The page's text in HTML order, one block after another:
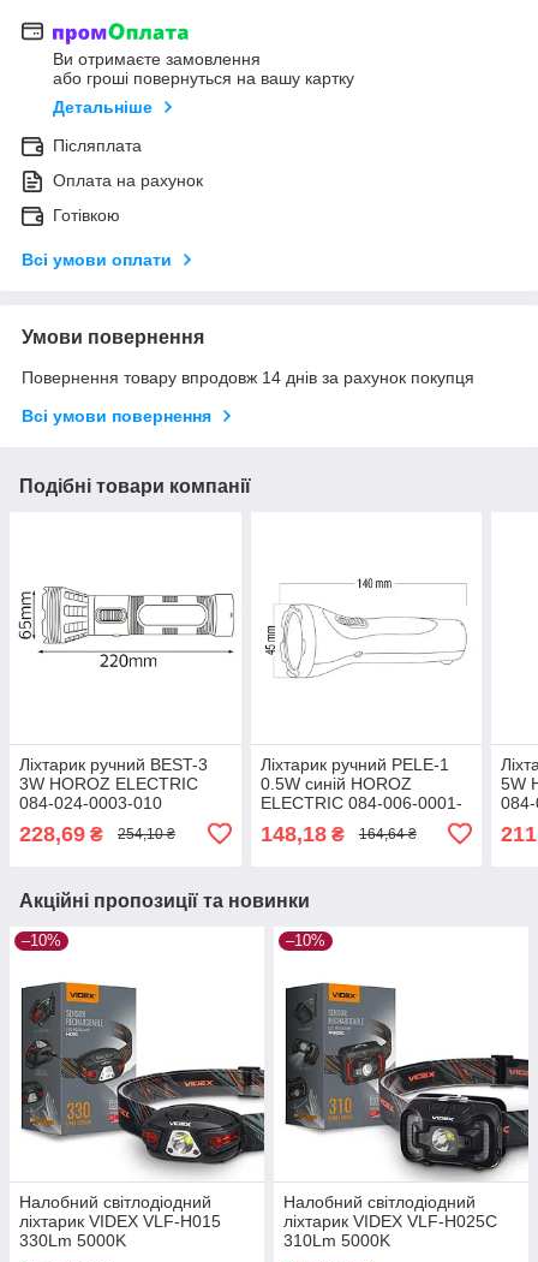
Ви отримаєте замовлення
або гроші повернуться на вашу картку
Детальніше
Післяплата
Оплата на рахунок
Готівкою
Всі умови оплати
Умови повернення
Повернення товару впродовж 14 днів за рахунок покупця
Всі умови повернення
Подібні товари компанії
Ліхтарик ручний BEST-3
3W HOROZ ELECTRIC
084-024-0003-010
228,69 ₴ 254,10 ₴
Ліхтарик ручний PELE-1
0.5W синій HOROZ
ELECTRIC 084-006-0001-
148,18₴ 164,64 ₴
5W
Акційні пропозиції та новинки
–10%
Налобний світлодіодний
ліхтарик VIDEX VLF-H015
330Lm 5000K
–10%
Налобний світлодіодний
ліхтарик VIDEX VLF-H025C
310Lm 5000K